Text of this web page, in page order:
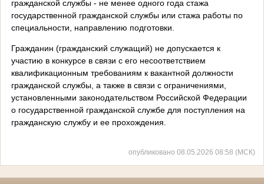
гражданской службы - не менее одного года стажа
государственной гражданской службы или стажа работы по
специальности, направлению подготовки.
Гражданин (гражданский служащий) не допускается к
участию в конкурсе в связи с его несоответствием
квалификационным требованиям к вакантной должности
гражданской службы, а также в связи с ограничениями,
установленными законодательством Российской Федерации
о государственной гражданской службе для поступления на
гражданскую службу и ее прохождения.
опубликовано 08.05.2026 08:58 (МСК)